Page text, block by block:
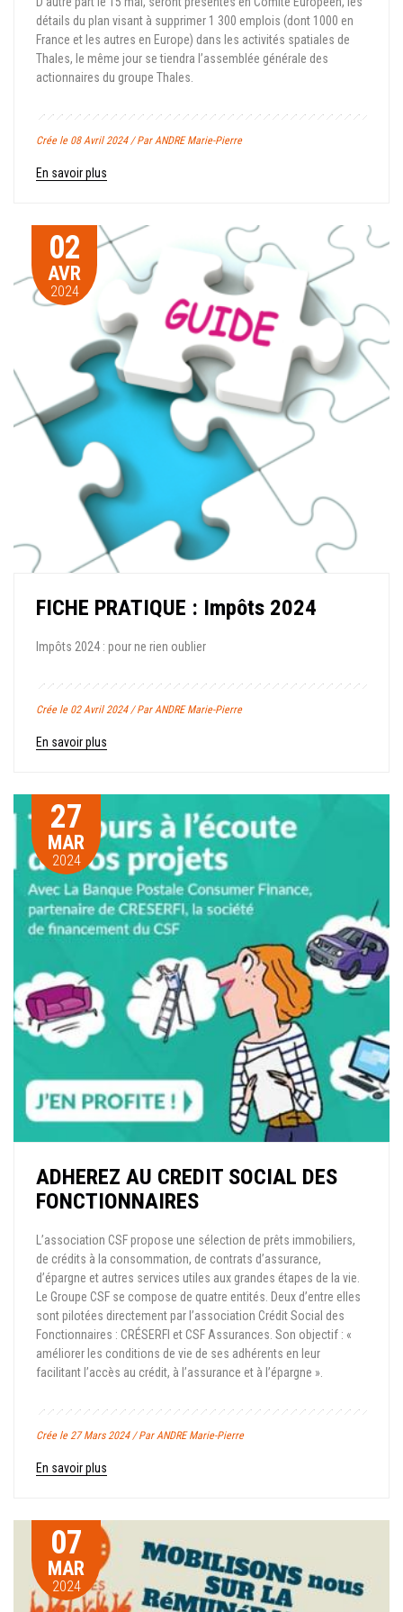
détails du plan visant à supprimer 1 300 emplois (dont 1000 en
France et les autres en Europe) dans les activités spatiales de
Thales, le même jour se tiendra l’assemblée générale des
actionnaires du groupe Thales.
Crée le 08 Avril 2024 / Par ANDRE Marie-Pierre
En savoir plus
02
AVR
2024
FICHE PRATIQUE : Impôts 2024
Impôts 2024 : pour ne rien oublier
Crée le 02 Avril 2024 / Par ANDRE Marie-Pierre
En savoir plus
27
MAR
2024
ADHEREZ AU CREDIT SOCIAL DES
FONCTIONNAIRES
L’association CSF propose une sélection de prêts immobiliers,
de crédits à la consommation, de contrats d’assurance,
d’épargne et autres services utiles aux grandes étapes de la vie.
Le Groupe CSF se compose de quatre entités. Deux d’entre elles
sont pilotées directement par l’association Crédit Social des
Fonctionnaires : CRÉSERFI et CSF Assurances. Son objectif : «
améliorer les conditions de vie de ses adhérents en leur
facilitant l’accès au crédit, à l’assurance et à l’épargne ».
Crée le 27 Mars 2024 / Par ANDRE Marie-Pierre
En savoir plus
07
MAR
2024